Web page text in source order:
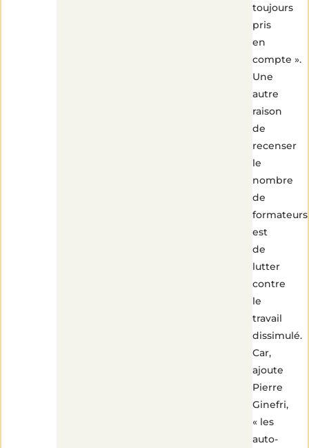
toujours
pris
en
compte ».
Une
autre
raison
de
recenser
le
nombre
de
formateurs
est
de
lutter
contre
le
travail
dissimulé.
Car,
ajoute
Pierre
Ginefri,
« les
auto-